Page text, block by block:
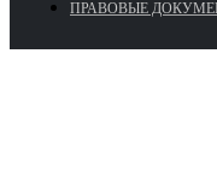
ПРАВОВЫЕ